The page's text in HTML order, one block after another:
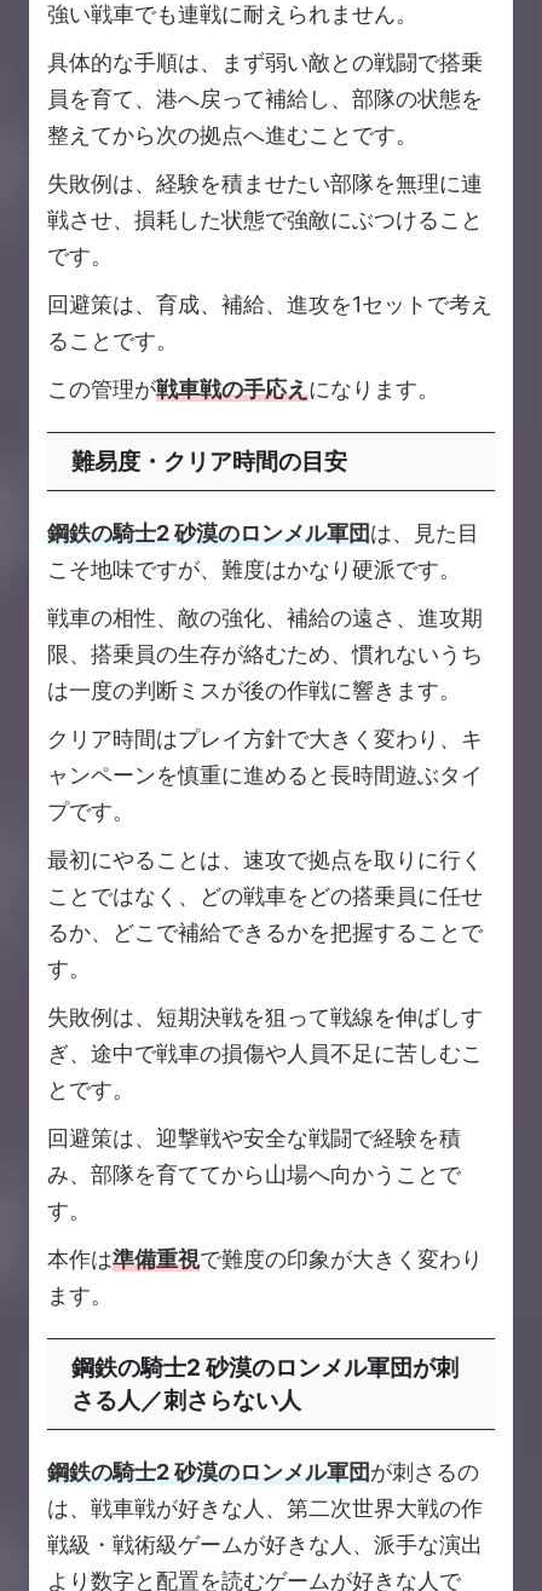
強い戦車でも連戦に耐えられません。
具体的な手順は、まず弱い敵との戦闘で搭乗
員を育て、港へ戻って補給し、部隊の状態を
整えてから次の拠点へ進むことです。
失敗例は、経験を積ませたい部隊を無理に連
戦させ、損耗した状態で強敵にぶつけること
です。
回避策は、育成、補給、進攻を1セットで考え
ることです。
この管理が戦車戦の手応えになります。
難易度・クリア時間の目安
鋼鉄の騎士2 砂漠のロンメル軍団は、見た目
こそ地味ですが、難度はかなり硬派です。
戦車の相性、敵の強化、補給の遠さ、進攻期
限、搭乗員の生存が絡むため、慣れないうち
は一度の判断ミスが後の作戦に響きます。
クリア時間はプレイ方針で大きく変わり、キ
ャンペーンを慎重に進めると長時間遊ぶタイ
プです。
最初にやることは、速攻で拠点を取りに行く
ことではなく、どの戦車をどの搭乗員に任せ
るか、どこで補給できるかを把握することで
す。
失敗例は、短期決戦を狙って戦線を伸ばしす
ぎ、途中で戦車の損傷や人員不足に苦しむこ
とです。
回避策は、迎撃戦や安全な戦闘で経験を積
み、部隊を育ててから山場へ向かうことで
す。
本作は準備重視で難度の印象が大きく変わり
ます。
鋼鉄の騎士2 砂漠のロンメル軍団が刺
さる人／刺さらない人
鋼鉄の騎士2 砂漠のロンメル軍団が刺さるの
は、戦車戦が好きな人、第二次世界大戦の作
戦級・戦術級ゲームが好きな人、派手な演出
より数字と配置を読むゲームが好きな人で